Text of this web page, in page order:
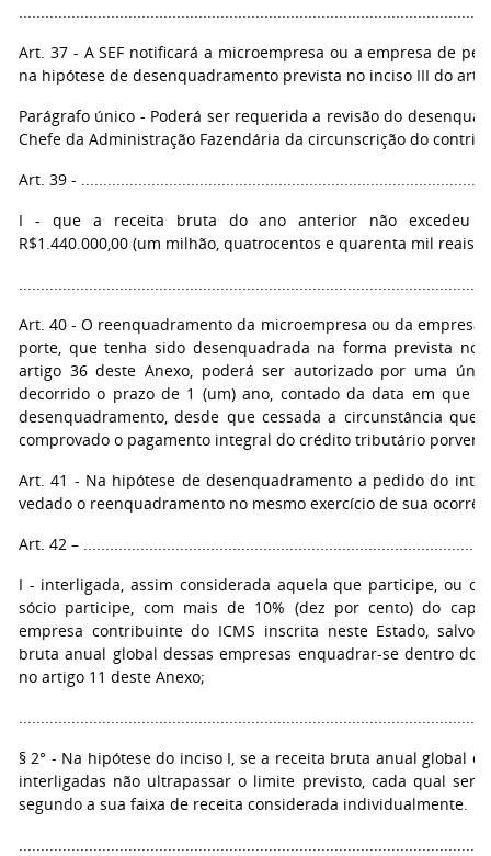
Art. 37 - A SEF notificará a microempresa ou a empresa de
na hipótese de desenquadramento prevista no inciso III do
Parágrafo único - Poderá ser requerida a revisão do
Chefe da Administração Fazendária da circunscrição do
Art. 39 -
I - que a receita bruta do ano anterior não excedeu
R$1.440.000,00 (um milhão, quatrocentos e quarenta mil reais);
Art. 40 - O reenquadramento da microempresa ou da empresa
porte, que tenha sido desenquadrada na forma prevista no
artigo 36 deste Anexo, poderá ser autorizado por uma
decorrido o prazo de 1 (um) ano, contado da data em que
desenquadramento, desde que cessada a circunstância que
comprovado o pagamento integral do crédito tributário
Art. 41 - Na hipótese de desenquadramento a pedido do
vedado o reenquadramento no mesmo exercício de sua
Art. 42 –
I - interligada, assim considerada aquela que participe, ou
sócio participe, com mais de 10% (dez por cento) do
empresa contribuinte do ICMS inscrita neste Estado, salvo
bruta anual global dessas empresas enquadrar-se dentro do
no artigo 11 deste Anexo;
§ 2° - Na hipótese do inciso I, se a receita bruta anual global
interligadas não ultrapassar o limite previsto, cada qual será
segundo a sua faixa de receita considerada individualmente.